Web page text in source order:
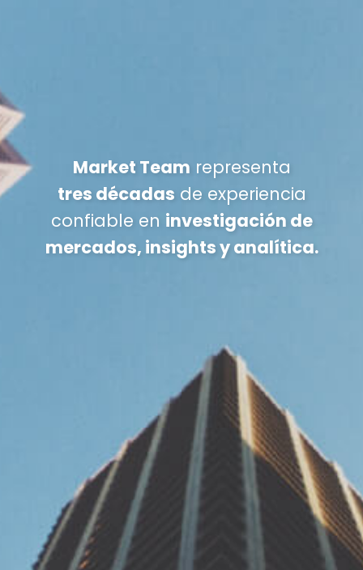
Market Team representa
tres décadas de experiencia
confiable en investigación de
mercados, insights y analítica.